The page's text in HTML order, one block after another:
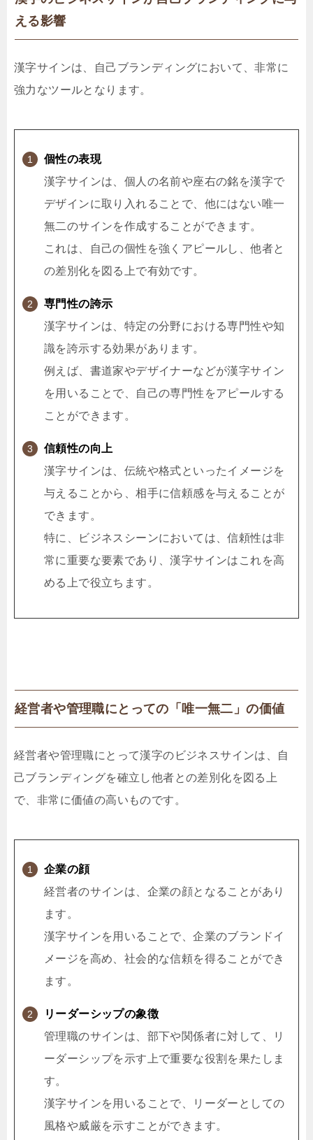
える影響
漢字サインは、自己ブランディングにおいて、非常に
強力なツールとなります。
個性の表現
漢字サインは、個人の名前や座右の銘を漢字で
デザインに取り入れることで、他にはない唯一
無二のサインを作成することができます。
これは、自己の個性を強くアピールし、他者と
の差別化を図る上で有効です。
専門性の誇示
漢字サインは、特定の分野における専門性や知
識を誇示する効果があります。
例えば、書道家やデザイナーなどが漢字サイン
を用いることで、自己の専門性をアピールする
ことができます。
信頼性の向上
漢字サインは、伝統や格式といったイメージを
与えることから、相手に信頼感を与えることが
できます。
特に、ビジネスシーンにおいては、信頼性は非
常に重要な要素であり、漢字サインはこれを高
める上で役立ちます。
経営者や管理職にとっての「唯一無二」の価値
経営者や管理職にとって漢字のビジネスサインは、自
己ブランディングを確立し他者との差別化を図る上
で、非常に価値の高いものです。
企業の顔
経営者のサインは、企業の顔となることがあり
ます。
漢字サインを用いることで、企業のブランドイ
メージを高め、社会的な信頼を得ることができ
ます。
リーダーシップの象徴
管理職のサインは、部下や関係者に対して、リ
ーダーシップを示す上で重要な役割を果たしま
す。
漢字サインを用いることで、リーダーとしての
風格や威厳を示すことができます。